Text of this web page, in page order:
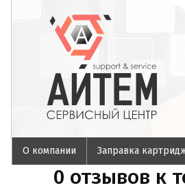
О компании Заправка
0 отзывов к